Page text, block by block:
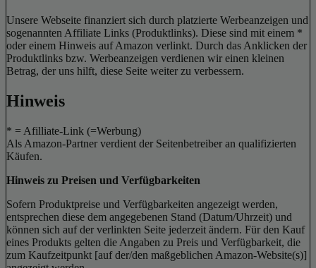
Unsere Webseite finanziert sich durch platzierte Werbeanzeigen und
sogenannten Affiliate Links (Produktlinks). Diese sind mit einem *
oder einem Hinweis auf Amazon verlinkt. Durch das Anklicken der
Produktlinks bzw. Werbeanzeigen verdienen wir einen kleinen
Betrag, der uns hilft, diese Seite weiter zu verbessern.
Hinweis
* = Afilliate-Link (=Werbung)
Als Amazon-Partner verdient der Seitenbetreiber an qualifizierten
Käufen.
Hinweis zu Preisen und Verfügbarkeiten
Sofern Produktpreise und Verfügbarkeiten angezeigt werden,
entsprechen diese dem angegebenen Stand (Datum/Uhrzeit) und
können sich auf der verlinkten Seite jederzeit ändern. Für den Kauf
eines Produkts gelten die Angaben zu Preis und Verfügbarkeit, die
zum Kaufzeitpunkt [auf der/den maßgeblichen Amazon-Website(s)]